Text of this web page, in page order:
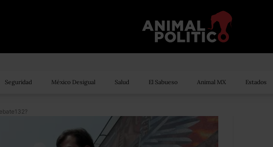
Seguridad México Desigual Salud El Sabueso Animal MX Estados